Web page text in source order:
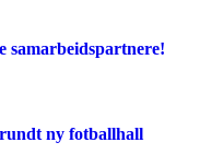
samarbeidspartnere!
ny fotballhall